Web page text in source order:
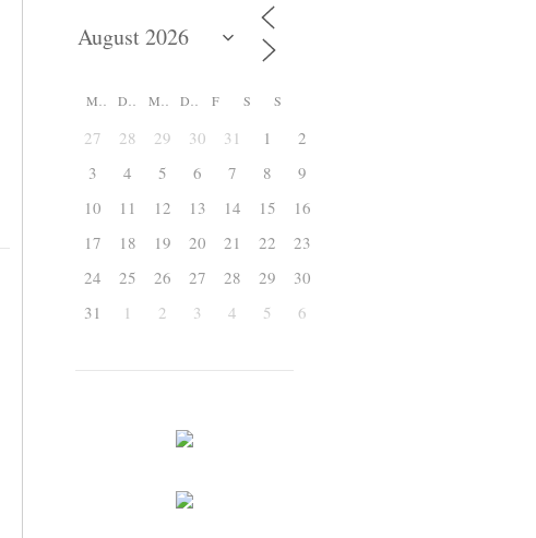
F S S
27 28 29 30 31 1
2
3
4 5 6 7 8
9
10
11 12 13 14 15
16
17
18 19 20 21 22
23
24
25 26 27 28 29
30
31
1 2 3 4 5 6